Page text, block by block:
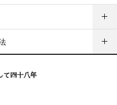
て四十八年